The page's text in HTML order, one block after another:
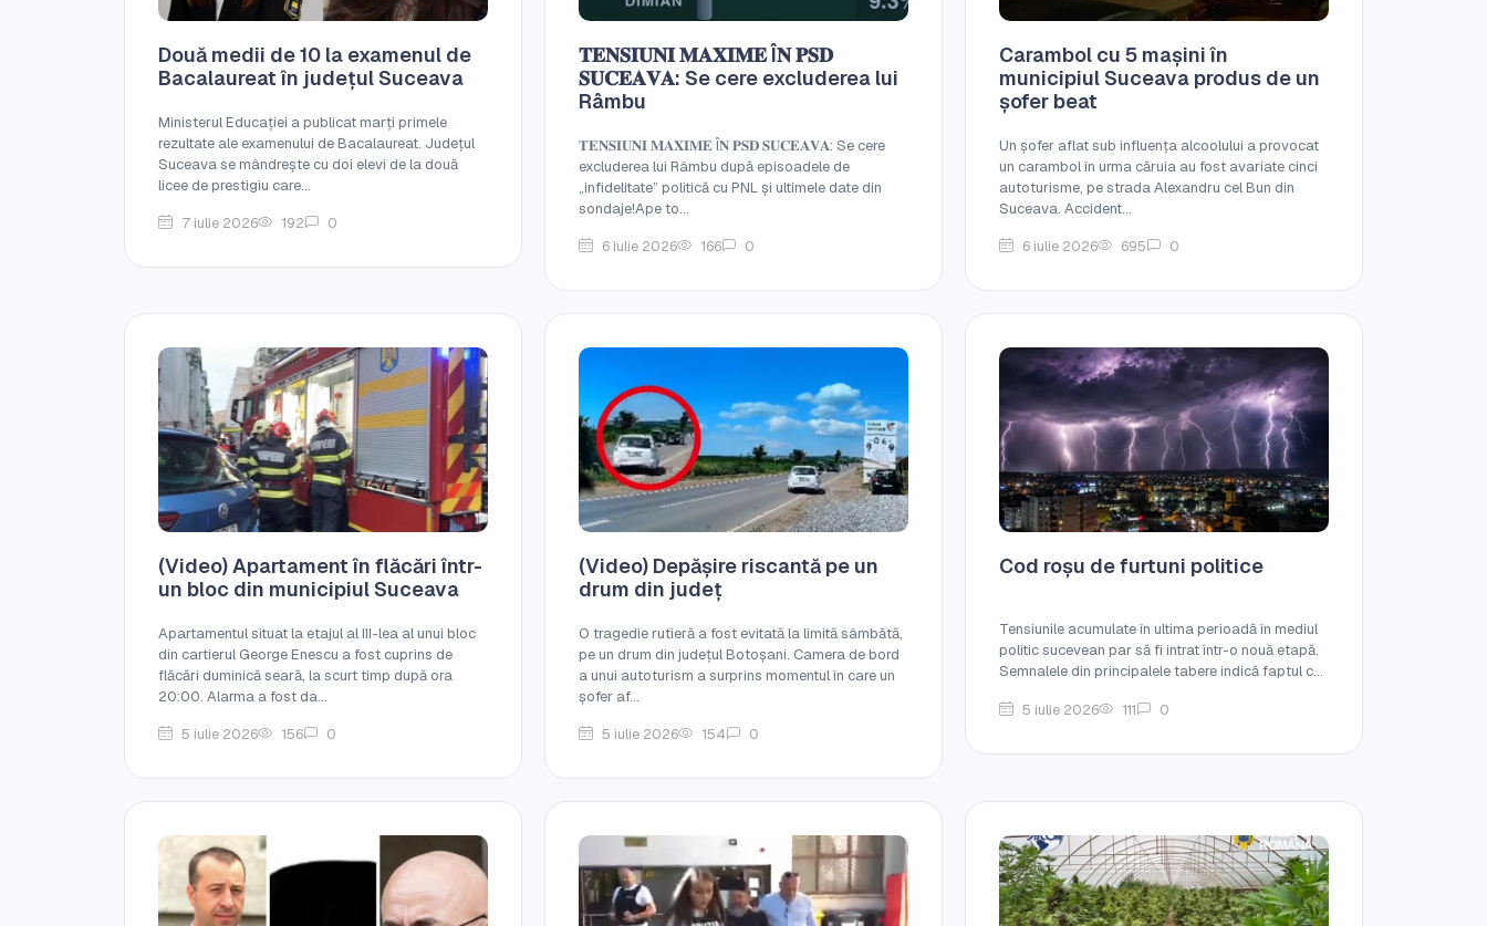
Două medii de 10 la examenul de
Bacalaureat în județul Suceava
Ministerul Educației a publicat marți primele
rezultate ale examenului de Bacalaureat. Județul
Suceava se mândrește cu doi elevi de la două
licee de prestigiu care...
7 iulie 2026
192 0
𝐓𝐄𝐍𝐒𝐈𝐔𝐍𝐈 𝐌𝐀𝐗𝐈𝐌𝐄 Î𝐍 𝐏𝐒𝐃
𝐒𝐔𝐂𝐄𝐀𝐕𝐀: Se cere excluderea lui
Râmbu
𝐓𝐄𝐍𝐒𝐈𝐔𝐍𝐈 𝐌𝐀𝐗𝐈𝐌𝐄 Î𝐍 𝐏𝐒𝐃 𝐒𝐔𝐂𝐄𝐀𝐕𝐀: Se cere
excluderea lui Râmbu după episoadele de
„infidelitate” politică cu PNL și ultimele date din
sondaje!Ape to...
6 iulie 2026
166 0
Carambol cu 5 mașini în
municipiul Suceava produs de un
șofer beat
Un șofer aflat sub influența alcoolului a provocat
un carambol în urma căruia au fost avariate cinci
autoturisme, pe strada Alexandru cel Bun din
Suceava. Accident...
6 iulie 2026
695 0
(Video) Apartament în flăcări într-
un bloc din municipiul Suceava
Apartamentul situat la etajul al III-lea al unui bloc
din cartierul George Enescu a fost cuprins de
flăcări duminică seară, la scurt timp după ora
20:00. Alarma a fost da...
5 iulie 2026
156 0
(Video) Depășire riscantă pe un
drum din județ
O tragedie rutieră a fost evitată la limită sâmbătă,
pe un drum din județul Botoșani. Camera de bord
a unui autoturism a surprins momentul în care un
șofer af...
5 iulie 2026
154 0
Cod roșu de furtuni politice
Tensiunile acumulate în ultima perioadă în mediul
politic sucevean par să fi intrat într-o nouă etapă.
Semnalele din principalele tabere indică faptul c...
5 iulie 2026 111 0